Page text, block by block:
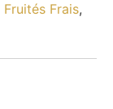
Fruités Frais,